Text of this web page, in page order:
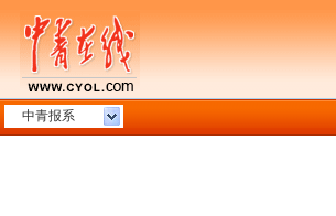
中青报系